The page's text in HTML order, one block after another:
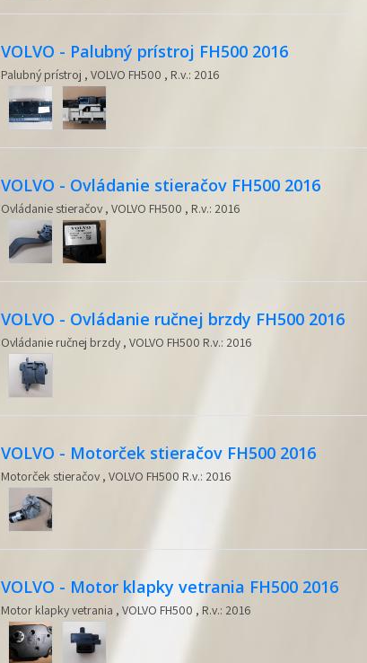
VOLVO - Palubný prístroj FH500 2016
Palubný prístroj , VOLVO FH500 , R.v.: 2016
VOLVO - Ovládanie stieračov FH500 2016
Ovládanie stieračov , VOLVO FH500 , R.v.: 2016
VOLVO - Ovládanie ručnej brzdy FH500 2016
Ovládanie ručnej brzdy , VOLVO FH500 R.v.: 2016
VOLVO - Motorček stieračov FH500 2016
Motorček stieračov , VOLVO FH500 R.v.: 2016
VOLVO - Motor klapky vetrania FH500 2016
Motor klapky vetrania , VOLVO FH500 , R.v.: 2016